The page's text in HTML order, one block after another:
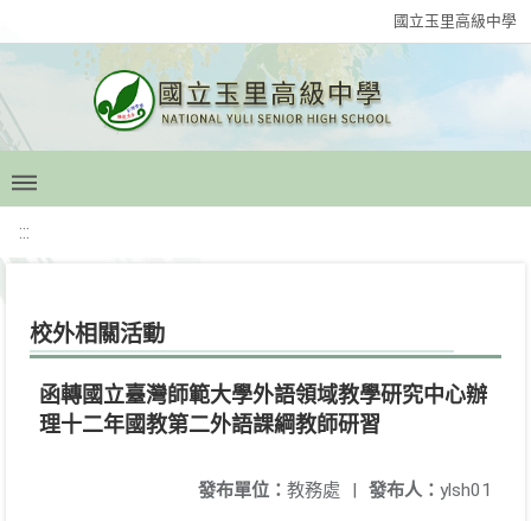
國立玉里高級中學
:::
校外相關活動
函轉國立臺灣師範大學外語領域教學研究中心辦
理十二年國教第二外語課綱教師研習
發布人： ylsh01
發布單位： 教務處 |